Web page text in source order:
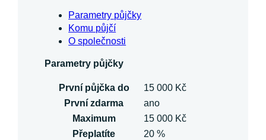
Parametry půjčky
Komu půjčí
O společnosti
Parametry půjčky
První půjčka do
15 000 Kč
První zdarma
ano
Maximum
15 000 Kč
Přeplatíte
20 %